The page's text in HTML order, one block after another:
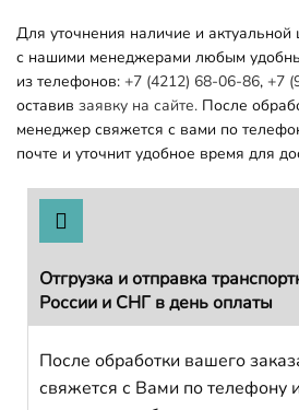
Для уточнения наличие и
с нашими менеджерами любым
из телефонов: +7 (4212) 68-06-86, +7
оставив заявку на сайте. После
менеджер свяжется с вами по
почте и уточнит удобное время для
Отгрузка и отправка
России и СНГ в день оплаты
После обработки вашего
свяжется с Вами по телефону